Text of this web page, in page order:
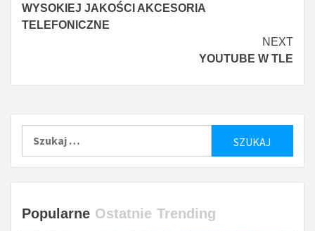
więcej
WYSOKIEJ JAKOŚCI AKCESORIA
TELEFONICZNE
NEXT
YOUTUBE W TLE
Popularne Ostatnie Trending